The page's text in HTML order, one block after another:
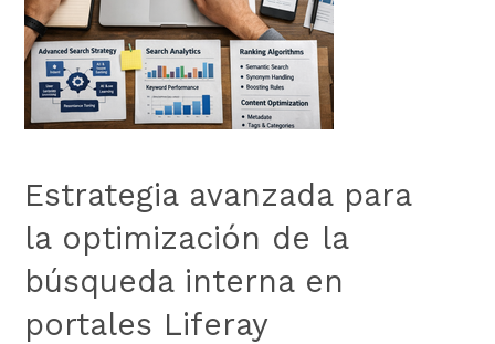
Estrategia avanzada para
la optimización de la
búsqueda interna en
portales Liferay